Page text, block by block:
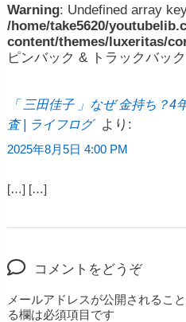
Warning: Undefined array
/home/take5620/
content/themes/luxeritas/
ピンバック & トラックバッ
「 三田佳子 」なぜ 金持ち？
査 | ライフログ
より:
2025年8月5日 4:00 PM
[…] […]
コメントをどうぞ
メールアドレスが公開されるこ
る欄は必須項目です